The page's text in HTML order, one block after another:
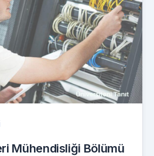
Mühendisliği Bölümü